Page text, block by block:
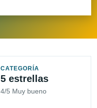
CATEGORÍA
5 estrellas
4/5 Muy bueno